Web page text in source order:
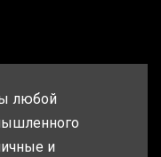
любой
и